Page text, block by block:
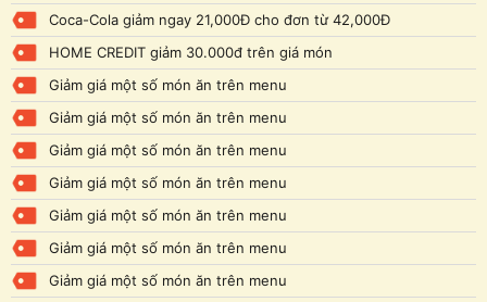
Coca-Cola giảm ngay 21,000Đ cho đơn từ 42,000Đ
HOME CREDIT giảm 30.000đ trên giá món
Giảm giá một số món ăn trên menu
Giảm giá một số món ăn trên menu
Giảm giá một số món ăn trên menu
Giảm giá một số món ăn trên menu
Giảm giá một số món ăn trên menu
Giảm giá một số món ăn trên menu
Giảm giá một số món ăn trên menu